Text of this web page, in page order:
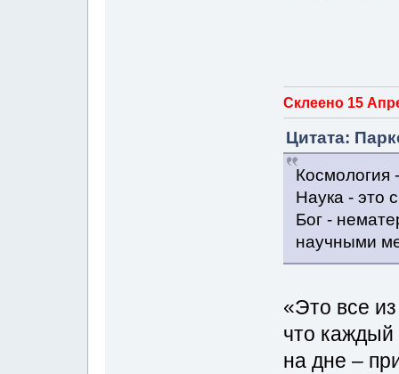
Склеено 15
Цитата:
Космология
Наука - это
Бог -
научными
«Это все
что каждый
на дне –